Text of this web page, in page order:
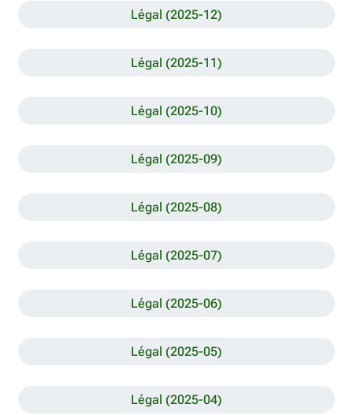
Légal (2025-12)
Légal (2025-11)
Légal (2025-10)
Légal (2025-09)
Légal (2025-08)
Légal (2025-07)
Légal (2025-06)
Légal (2025-05)
Légal (2025-04)